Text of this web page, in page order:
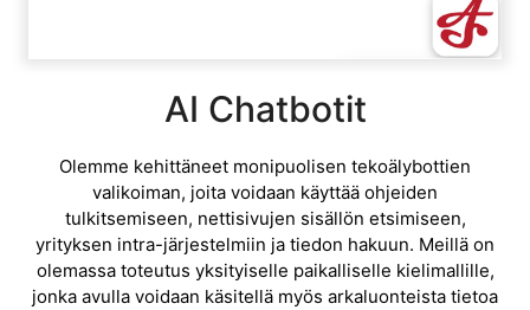
AI Chatbotit
Olemme kehittäneet monipuolisen tekoälybottien
valikoiman, joita voidaan käyttää ohjeiden
tulkitsemiseen, nettisivujen sisällön etsimiseen,
yrityksen intra-järjestelmiin ja tiedon hakuun. Meillä on
olemassa toteutus yksityiselle paikalliselle kielimallille,
jonka avulla voidaan käsitellä myös arkaluonteista tietoa